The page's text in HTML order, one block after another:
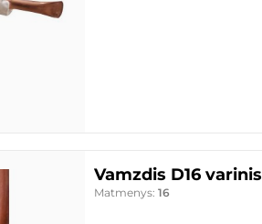
Vamzdis D16
Matmenys: 16